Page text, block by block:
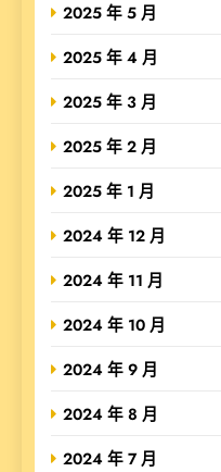
2025 年 5 月
2025 年 4 月
2025 年 3 月
2025 年 2 月
2025 年 1 月
2024 年 12 月
2024 年 11 月
2024 年 10 月
2024 年 9 月
2024 年 8 月
2024 年 7 月